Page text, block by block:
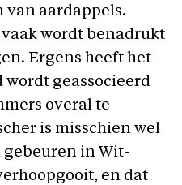
van aardappels.
vaak wordt benadrukt
Ergens heeft het
wordt geassocieerd
overal te
is misschien wel
gebeuren in Wit-
en dat